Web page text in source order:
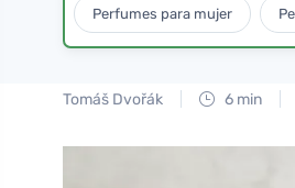
Perfumes para mujer
Tomáš Dvořák 6 min